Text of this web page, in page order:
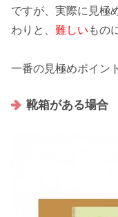
ですが、実際に見極
わりと、 難しい もの
一番の見極めポイン
靴箱がある場合